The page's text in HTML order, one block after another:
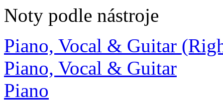
Noty podle nástroje
Piano, Vocal & Guitar
Piano, Vocal & Guitar
Piano